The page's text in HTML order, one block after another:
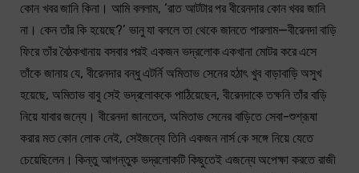
কোন খবর জানি কিনা। আমি বললাম, ‘রাত আটটার পর বীরেনদার কোন খবর জানি
না। কেন তাঁর কি হয়েছে?’ ভানু যা বললে তা থেকে জানতে পারলাম—বীরেনদা বাড়ি
ফিরে তাঁর বৈঠকখানায় বসবার পরই একজন ভদ্রলোক একখানা মোটর করে এসে
তাঁকে জানায় যে, বীরেনদার বন্ধু এটর্নি অমিতাভ সেনের হঠাৎ খুব বাড়াবাড়ি অসুখ
হয়েছে, অমিতাভ বাবু সেই ভদ্রলোককে পাঠিয়েছেন, বীরেনদাকে তক্ষনি তাঁর বাড়ি
নিয়ে যাবার জন্যে। বীরেনদা জানতেন, অমিতাভ সেনের বাড়িতে সেবা-শুশ্রূষা
করার মত কোন লোক নেই, সেইজন্যে তিনি একজন নার্স কে সঙ্গে নিয়ে যেতে
চেয়েছিলেন। কিন্তু আগন্তুক ভদ্রলোকটি কিছুতেই এজন্যে অপেক্ষা করতে রাজী